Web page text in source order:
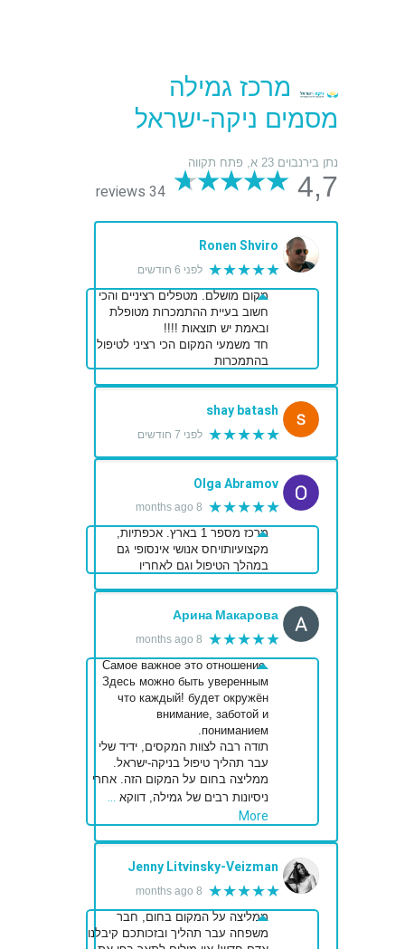
מרכז גמילה
מסמים ניקה-ישראל
נתן בירנבוים 23 א, פתח תקווה
4,7
34 reviews
Ronen Shviro
★★★★★ לפני 6 חודשים
מקום מושלם. מטפלים רציניים והכי
חשוב בעיית ההתמכרות מטופלת
ובאמת יש תוצאות !!!!
חד משמעי המקום הכי רציני לטיפול
בהתמכרות
shay batash
★★★★★ לפני 7 חודשים
Olga Abramov
★★★★★
8 months ago
מרכז מספר 1 בארץ. אכפתיות,
מקצועיותויחס אנושי אינסופי גם
במהלך הטיפול וגם לאחריו
Арина Макарова
★★★★★
8 months ago
Самое важное это отношение.
Здесь можно быть уверенным
что каждый! будет окружён
внимание, заботой и
пониманием.
תודה רבה לצוות המקסים, ידיד שלי
עבר תהליך טיפול בניקה-ישראל.
ממליצה בחום על המקום הזה. אחרי
ניסיונות רבים של גמילה, דווקא …
More
Jenny Litvinsky-Veizman
★★★★★
8 months ago
ממליצה על המקום בחום, חבר
משפחה עבר תהליך ובזכותכם קיבלנו